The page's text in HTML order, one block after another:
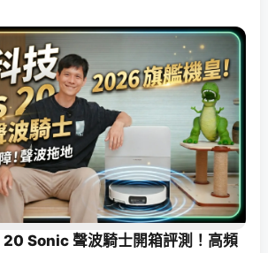
Sonic 聲波騎士開箱評測！高頻